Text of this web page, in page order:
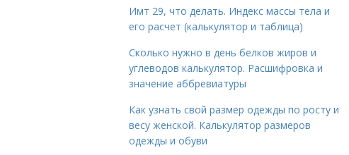
Имт 29, что делать. Индекс массы тела и
его расчет (калькулятор и таблица)
Сколько нужно в день белков жиров и
углеводов калькулятор. Расшифровка и
значение аббревиатуры
Как узнать свой размер одежды по росту и
весу женской. Калькулятор размеров
одежды и обуви